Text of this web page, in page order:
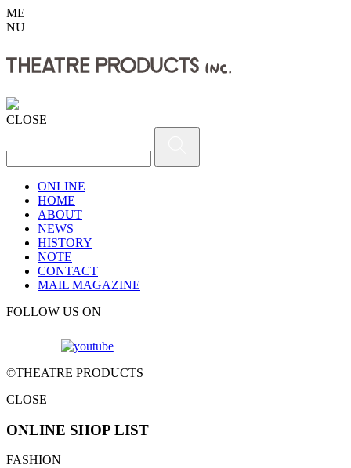
ME
NU
CLOSE
ONLINE
HOME
ABOUT
NEWS
HISTORY
NOTE
CONTACT
MAIL MAGAZINE
FOLLOW US ON
©THEATRE PRODUCTS
CLOSE
ONLINE SHOP LIST
FASHION